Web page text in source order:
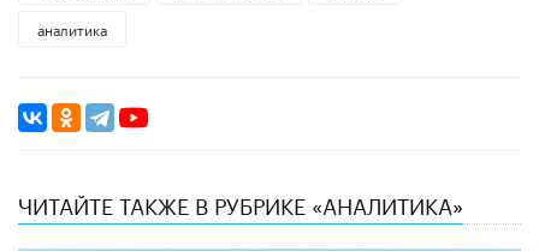
аналитика
ЧИТАЙТЕ ТАКЖЕ В РУБРИКЕ «АНАЛИТИКА»